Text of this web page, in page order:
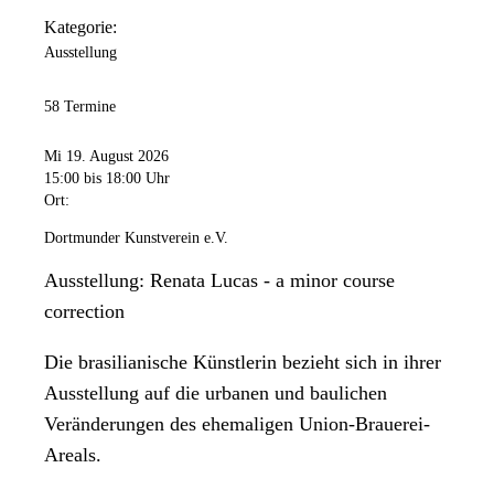
Kategorie:
Ausstellung
58 Termine
Mi 19. August 2026
15:00 bis 18:00 Uhr
Ort:
Dortmunder Kunstverein e.V.
Ausstellung: Renata Lucas - a minor course
correction
Die brasilianische Künstlerin bezieht sich in ihrer
Ausstellung auf die urbanen und baulichen
Veränderungen des ehemaligen Union-Brauerei-
Areals.